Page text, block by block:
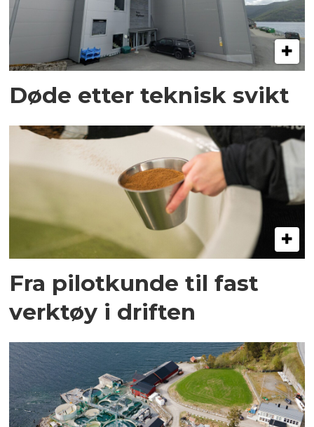
Døde etter teknisk svikt
Fra pilotkunde til fast
verktøy i driften